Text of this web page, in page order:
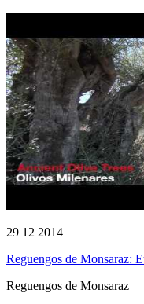
29 12 2014
Reguengos de Monsaraz:
Reguengos de Monsaraz